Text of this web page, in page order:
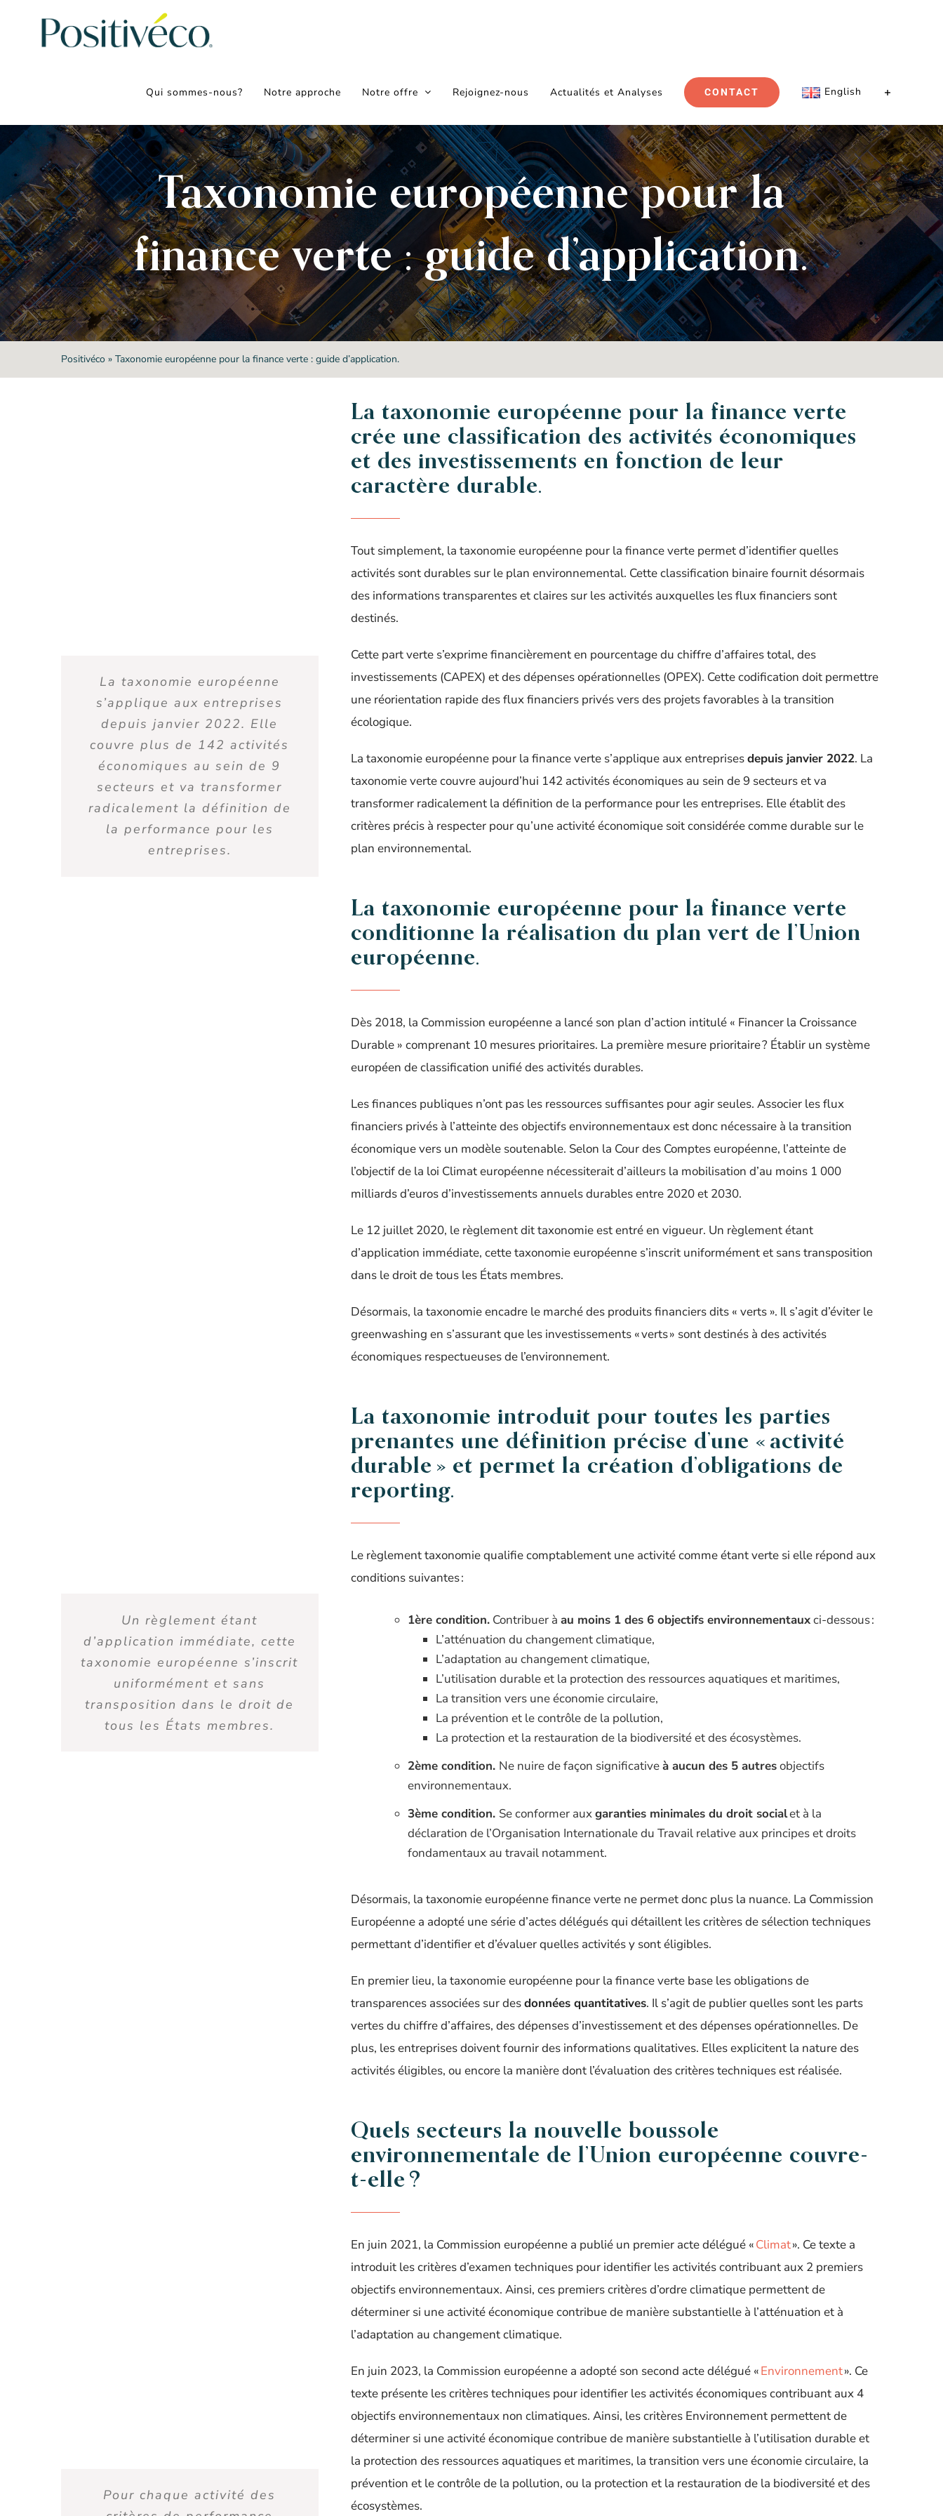
Qui sommes-nous? Notre approche Notre offre Rejoignez-nous Actualités et Analyses CONTACT English
Taxonomie européenne pour la
finance verte : guide d’application.
Positivéco» Taxonomie européenne pour la finance verte : guide d’application.
La taxonomie européenne
s’applique aux entreprises
depuis janvier 2022. Elle
couvre plus de 142 activités
économiques au sein de 9
secteurs et va transformer
radicalement la définition de
la performance pour les
entreprises.
Un règlement étant
d’application immédiate, cette
taxonomie européenne s’inscrit
uniformément et sans
transposition dans le droit de
tous les États membres.
Pour chaque activité des
La taxonomie européenne pour la finance verte
crée une classification des activités économiques
et des investissements en fonction de leur
caractère durable.
Tout simplement, la taxonomie européenne pour la finance verte permet d’identifier quelles
activités sont durables sur le plan environnemental. Cette classification binaire fournit désormais
des informations transparentes et claires sur les activités auxquelles les flux financiers sont
destinés.
Cette part verte s’exprime financièrement en pourcentage du chiffre d’affaires total, des
investissements (CAPEX) et des dépenses opérationnelles (OPEX). Cette codification doit permettre
une réorientation rapide des flux financiers privés vers des projets favorables à la transition
écologique.
La taxonomie européenne pour la finance verte s’applique aux entreprisesdepuis janvier 2022. La
taxonomie verte couvre aujourd’hui 142 activités économiques au sein de 9 secteurs et va
transformer radicalement la définition de la performance pour les entreprises. Elle établit des
critères précis à respecter pour qu’une activité économique soit considérée comme durable sur le
plan environnemental.
La taxonomie européenne pour la finance verte
conditionne la réalisation du plan vert de l’Union
européenne.
Dès 2018, la Commission européenne a lancé son plan d’action intitulé « Financer la Croissance
Durable » comprenant 10 mesures prioritaires. La première mesure prioritaire ? Établir un système
européen de classification unifié des activités durables.
Les finances publiques n’ont pas les ressources suffisantes pour agir seules. Associer les flux
financiers privés à l’atteinte des objectifs environnementaux est donc nécessaire à la transition
économique vers un modèle soutenable. Selon la Cour des Comptes européenne, l’atteinte de
l’objectif de la loi Climat européenne nécessiterait d’ailleurs la mobilisation d’au moins 1 000
milliards d’euros d’investissements annuels durables entre 2020 et 2030.
Le 12 juillet 2020, le règlement dit taxonomie est entré en vigueur. Un règlement étant
d’application immédiate, cette taxonomie européenne s’inscrit uniformément et sans transposition
dans le droit de tous les États membres.
Désormais, la taxonomie encadre le marché des produits financiers dits « verts ». Il s’agit d’éviter le
greenwashing en s’assurant que les investissements « verts » sont destinés à des activités
économiques respectueuses de l’environnement.
La taxonomie introduit pour toutes les parties
prenantes une définition précise d’une « activité
durable » et permet la création d’obligations de
reporting.
Le règlement taxonomie qualifie comptablement une activité comme étant verte si elle répond aux
conditions suivantes :
1ère condition. Contribuer àau moins 1 des 6 objectifs environnementauxci-dessous :
L’atténuation du changement climatique,
L’adaptation au changement climatique,
L’utilisation durable et la protection des ressources aquatiques et maritimes,
La transition vers une économie circulaire,
La prévention et le contrôle de la pollution,
La protection et la restauration de la biodiversité et des écosystèmes.
2ème condition. Ne nuire de façon significativeà aucun des 5 autresobjectifs
environnementaux.
3ème condition. Se conformer auxgaranties minimales du droit socialet à la
déclaration de l’Organisation Internationale duTravail relative aux principes etdroits
fondamentaux au travail notamment.
Désormais, la taxonomie européenne finance verte ne permet donc plus la nuance. La Commission
Européenne a adopté une série d’actes délégués qui détaillent les critères de sélection techniques
permettant d’identifier et d’évaluer quelles activités y sont éligibles.
En premier lieu, la taxonomie européenne pour la finance verte base les obligations de
transparences associées sur desdonnées quantitatives. Il s’agit de publier quelles sont les parts
vertes du chiffre d’affaires, des dépenses d’investissement et des dépenses opérationnelles. De
plus, les entreprises doivent fournir des informations qualitatives. Elles explicitent la nature des
activités éligibles, ou encore la manière dont l’évaluation des critères techniques est réalisée.
Quels secteurs la nouvelle boussole
environnementale de l’Union européenne couvre-
t-elle ?
En juin 2021, la Commission européenne a publié un premier acte délégué «Climat». Ce texte a
introduit les critères d’examen techniques pour identifier les activités contribuant aux 2 premiers
objectifs environnementaux. Ainsi, ces premiers critères d’ordre climatique permettent de
déterminer si une activité économique contribue de manière substantielle à l’atténuation et à
l’adaptation au changement climatique.
En juin 2023, la Commission européenne a adopté son second acte délégué «Environnement». Ce
texte présente les critères techniques pour identifier les activités économiques contribuant aux 4
objectifs environnementaux non climatiques. Ainsi, les critères Environnement permettent de
déterminer si une activité économique contribue de manière substantielle à l’utilisation durable et
la protection des ressources aquatiques et maritimes, la transition vers une économie circulaire, la
prévention et le contrôle de la pollution, ou la protection et la restauration de la biodiversité et des
écosystèmes.